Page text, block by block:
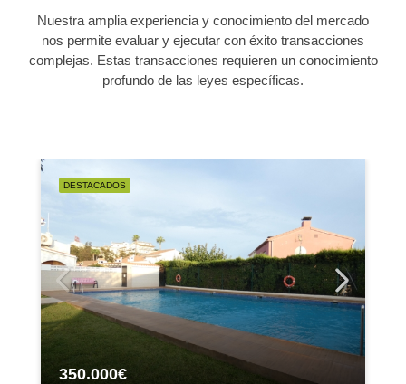
Nuestra amplia experiencia y conocimiento del mercado
nos permite evaluar y ejecutar con éxito transacciones
complejas. Estas transacciones requieren un conocimiento
profundo de las leyes específicas.
DESTACADOS
350.000€